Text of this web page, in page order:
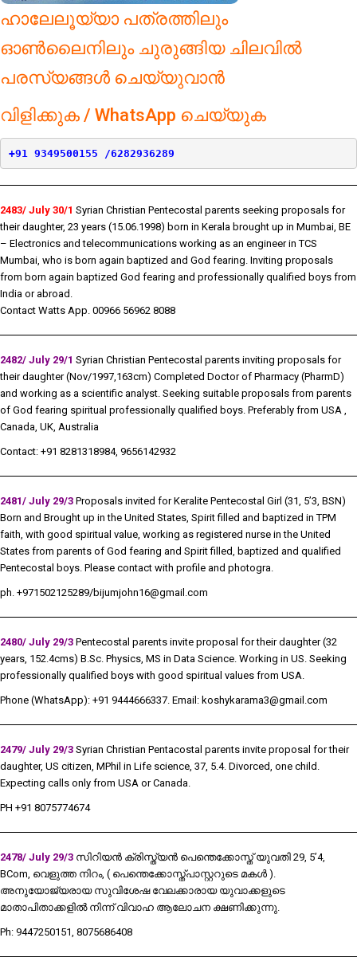
ഹാലേലൂയ്യാ പത്രത്തിലും
ഓൺലൈനിലും ചുരുങ്ങിയ ചിലവിൽ
പരസ്യങ്ങൾ ചെയ്യുവാൻ
വിളിക്കുക / WhatsApp ചെയ്യുക
+91 9349500155 /6282936289
2483/ July 30/1 Syrian Christian Pentecostal parents seeking proposals for
their daughter, 23 years (15.06.1998) born in Kerala brought up in Mumbai, BE
– Electronics and telecommunications working as an engineer in TCS
Mumbai, who is born again baptized and God fearing. Inviting proposals
from born again baptized God fearing and professionally qualified boys from
India or abroad.
Contact Watts App. 00966 56962 8088
2482/ July 29/1 Syrian Christian Pentecostal parents inviting proposals for
their daughter (Nov/1997,163cm) Completed Doctor of Pharmacy (PharmD)
and working as a scientific analyst. Seeking suitable proposals from parents
of God fearing spiritual professionally qualified boys. Preferably from USA ,
Canada, UK, Australia
Contact: +91 8281318984, 9656142932
2481/ July 29/3 Proposals invited for Keralite Pentecostal Girl (31, 5’3, BSN)
Born and Brought up in the United States, Spirit filled and baptized in TPM
faith, with good spiritual value, working as registered nurse in the United
States from parents of God fearing and Spirit filled, baptized and qualified
Pentecostal boys. Please contact with profile and photogra.
ph. +971502125289/bijumjohn16@gmail.com
2480/ July 29/3 Pentecostal parents invite proposal for their daughter (32
years, 152.4cms) B.Sc. Physics, MS in Data Science. Working in US. Seeking
professionally qualified boys with good spiritual values from USA.
Phone (WhatsApp): +91 9444666337. Email: koshykarama3@gmail.com
2479/ July 29/3 Syrian Christian Pentacostal parents invite proposal for their
daughter, US citizen, MPhil in Life science, 37, 5.4. Divorced, one child.
Expecting calls only from USA or Canada.
PH +91 8075774674
2478/ July 29/3 സിറിയൻ ക്രിസ്ത്യൻ പെന്തെക്കോസ്ത് യുവതി 29, 5’4,
BCom, വെളുത്ത നിറം, ( പെന്തെക്കോസ്ത്പാസ്റ്ററുടെ മകൾ ).
അനുയോജ്യരായ സുവിശേഷ വേലക്കാരായ യുവാക്കളുടെ
മാതാപിതാക്കളിൽ നിന്ന് വിവാഹ ആലോചന ക്ഷണിക്കുന്നു.
Ph: 9447250151, 8075686408